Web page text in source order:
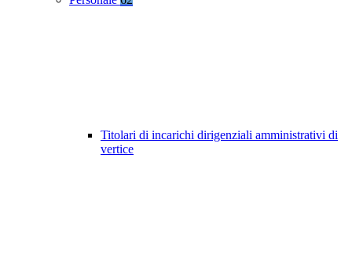
Titolari di incarichi dirigenziali amministrativi di
vertice